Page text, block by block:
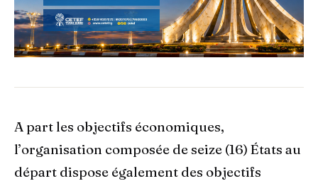
A part les objectifs économiques,
l’organisation composée de seize (16) États au
départ dispose également des objectifs